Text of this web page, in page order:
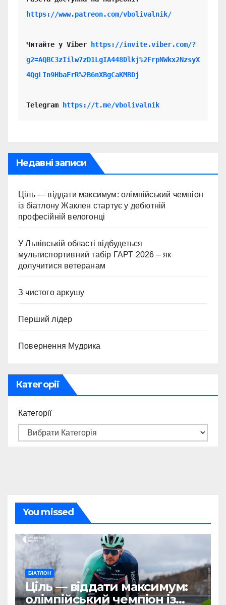
https://www.patreon.com/vbolivalnik/
Читайте у Viber
https://invite.viber.com/?
g2=AQBC3zIilw7zD1LgIA448Dlkj%2FrpNWkx2NzsyX
4QgLIn9HbaFrR%2B6nXBgCaKMBDj
Telegram https://t.me/vbolivalnik
Недавні записи
Ціль — віддати максимум: олімпійський чемпіон
із біатлону Жаклен стартує у дебютній
професійній велогонці
У Львівській області відбудеться
мультиспортивний табір ГАРТ 2026 – як
долучитися ветеранам
З чистого аркушу
Перший лідер
Повернення Мудрика
Категорії
Категорії
You missed
БІАТЛОН
Ціль — віддати максимум:
олімпійський чемпіон із